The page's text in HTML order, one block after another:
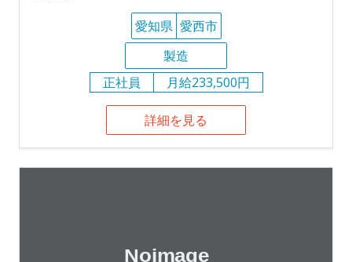
愛知県 愛西市
製造
正社員
月給233,500円
詳細を見る